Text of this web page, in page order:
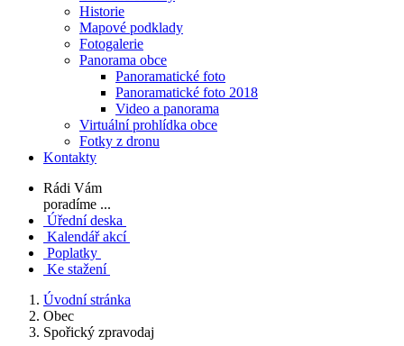
Historie
Mapové podklady
Fotogalerie
Panorama obce
Panoramatické foto
Panoramatické foto 2018
Video a panorama
Virtuální prohlídka obce
Fotky z dronu
Kontakty
Rádi Vám
poradíme ...
Úřední deska
Kalendář akcí
Poplatky
Ke stažení
Úvodní stránka
Obec
Spořický zpravodaj